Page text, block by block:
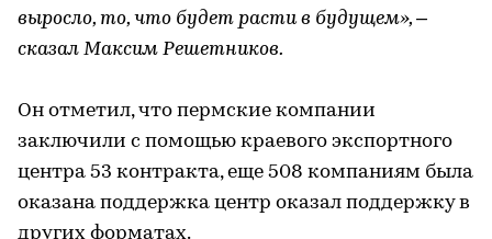
выросло, то, что будет расти в будущем», –
сказал Максим Решетников.
Он отметил, что пермские компании
заключили с помощью краевого экспортного
центра 53 контракта, еще 508 компаниям была
оказана поддержка центр оказал поддержку в
других форматах.